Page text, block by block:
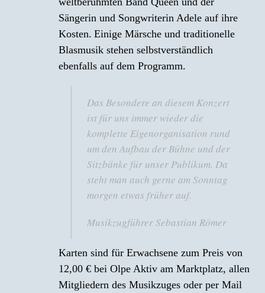
Sängerin und Songwriterin Adele auf ihre
Kosten. Einige Märsche und traditionelle
Blasmusik stehen selbstverständlich
ebenfalls auf dem Programm.
Das Besondere an diesem Konzert
ist für uns immer wieder die
komplette Eigenorganisation rund
um den Aufbau der Bühne und der
Sitzbänke für unser Publikum. Da
steht man auch gerne am Sonntag
morgen etwas früher auf.
Musikzugführer Sebastian Römer
Karten sind für Erwachsene zum Preis von
12,00 € bei Olpe Aktiv am Marktplatz, allen
Mitgliedern des Musikzuges oder per Mail